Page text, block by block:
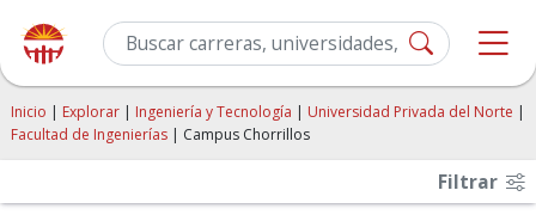
Inicio | Explorar | Ingeniería y Tecnología | Universidad Privada del Norte |
Facultad de Ingenierías | Campus Chorrillos
Filtrar